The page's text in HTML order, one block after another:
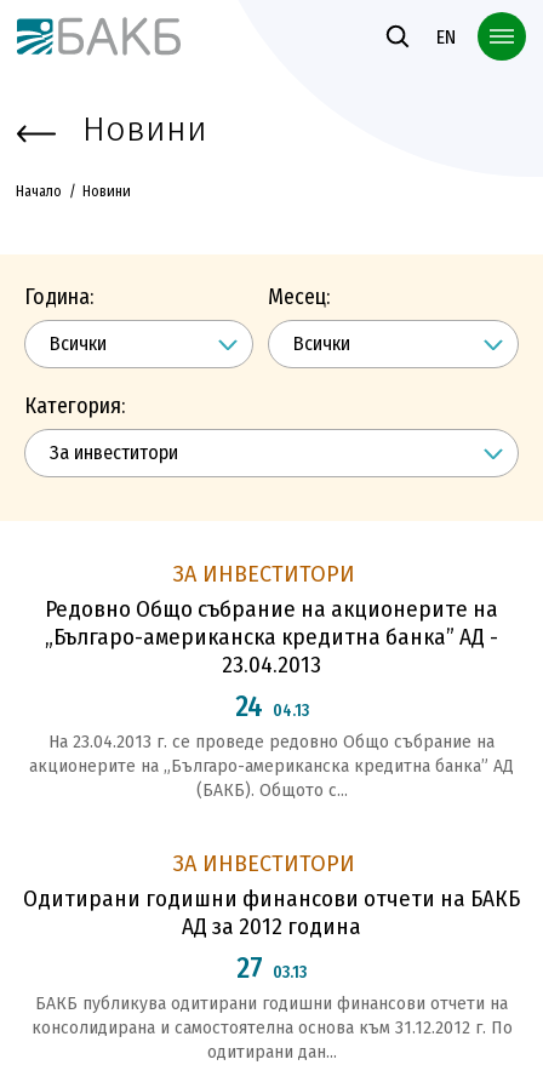
Към основното съдържание
EN
Новини
Начало Новини
Година: Месец:
Категория:
ЗА ИНВЕСТИТОРИ
Редовно Общо събрание на акционерите на
„Българо-американска кредитна банка” АД -
23.04.2013
24 04.13
На 23.04.2013 г. се проведе редовно Общо събрание на
акционерите на „Българо-американска кредитна банка” АД
(БАКБ). Общото с...
ЗА ИНВЕСТИТОРИ
Одитирани годишни финансови отчети на БАКБ
АД за 2012 година
27 03.13
БАКБ публикува одитирани годишни финансови отчети на
консолидирана и самостоятелна основа към 31.12.2012 г. По
одитирани дан...